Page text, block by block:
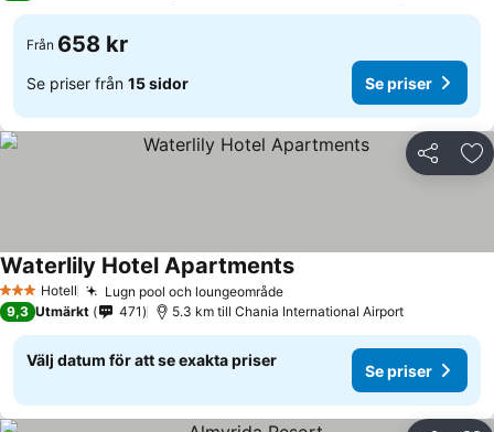
Från 658 kr
Se priser från 15 sidor Se priser
Dela
3 StjärnorHotell Lugn pool och loungeområde
Waterlily Hotel Apartments
9,3 Utmärkt 471 5.3 km till Chania International Airport
Välj datum för att se exakta priser
Se priser